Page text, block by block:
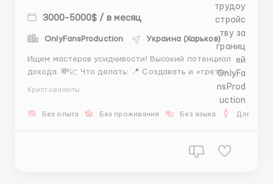
3000-5000$ / в месяц
OnlyFansProduction Украина (Харьков)
Ищем мастеров усидчивости! Высокий потенциал
дохода. 💸📈 Что делать: 📍 Создавать и «греть»
аккаунты/анкеты 📍 Подготавливать инструменты
для работы 📍 Работать по чётким техническим
заданиям Что мы даем: 💰 Оплата 300–350$ +
Криптовалюты
Без опыта Без проживания Без языка Для